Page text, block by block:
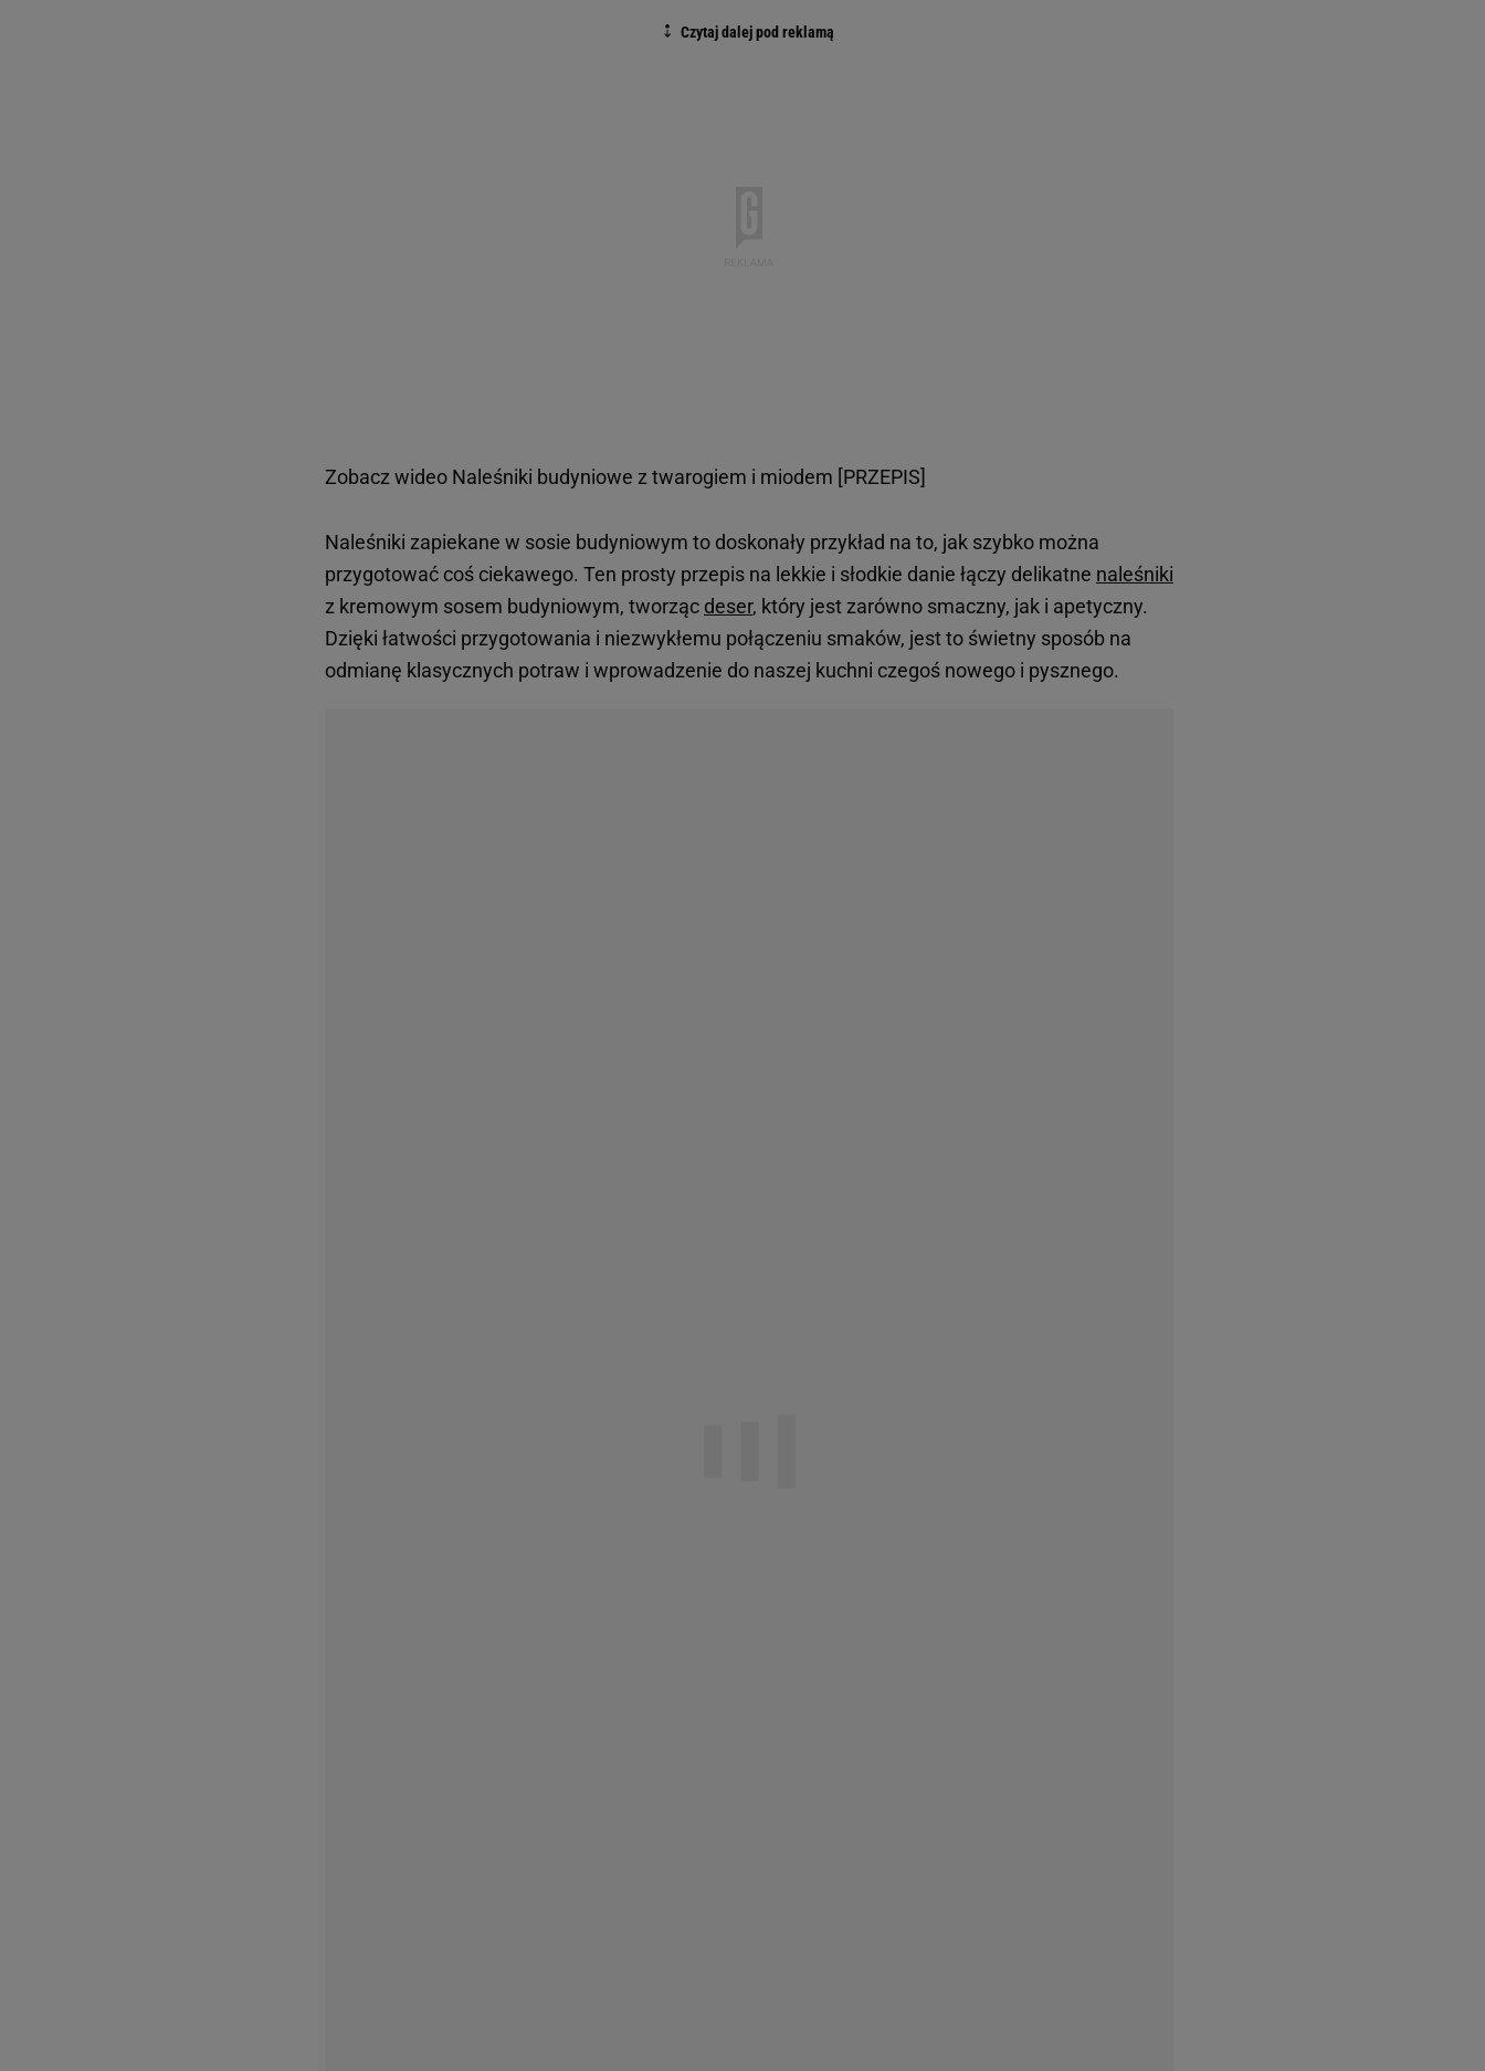
Zobacz wideo Naleśniki budyniowe z twarogiem i miodem [PRZEPIS]
Naleśniki zapiekane w sosie budyniowym to doskonały przykład na to, jak szybko można
przygotować coś ciekawego. Ten prosty przepis na lekkie i słodkie danie łączy delikatne naleśniki
z kremowym sosem budyniowym, tworząc deser, który jest zarówno smaczny, jak i apetyczny.
Dzięki łatwości przygotowania i niezwykłemu połączeniu smaków, jest to świetny sposób na
odmianę klasycznych potraw i wprowadzenie do naszej kuchni czegoś nowego i pysznego.